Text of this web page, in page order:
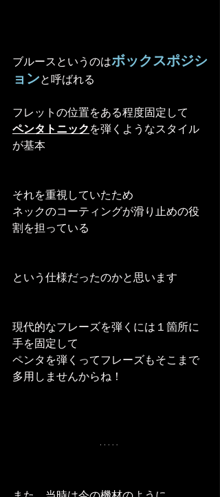
ブルースというのはボックスポジシ
ョンと呼ばれる
フレットの位置をある程度固定して
ペンタトニック を弾くようなスタイル
が基本
それを重視していたため
ネックのコーティングが滑り止めの役
割を担っている
という仕様だったのかと思います
現代的なフレーズを弾くには１箇所に
手を固定して
ペンタを弾くってフレーズもそこまで
多用しませんからね！